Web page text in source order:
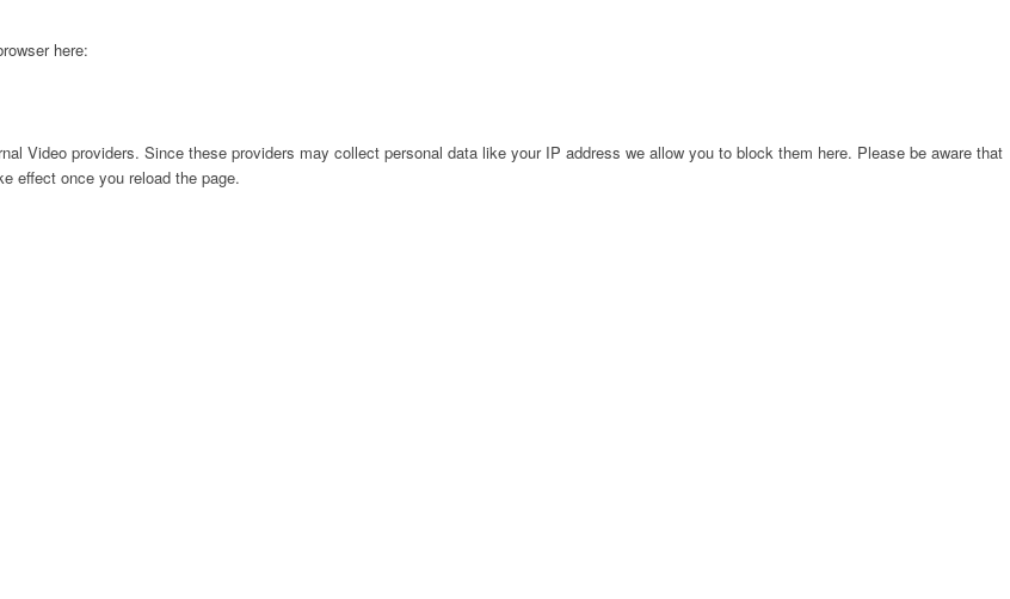
here:
Video providers. Since these providers may collect personal data like your IP address we allow you to block them here. Please be aware that
effect once you reload the page.